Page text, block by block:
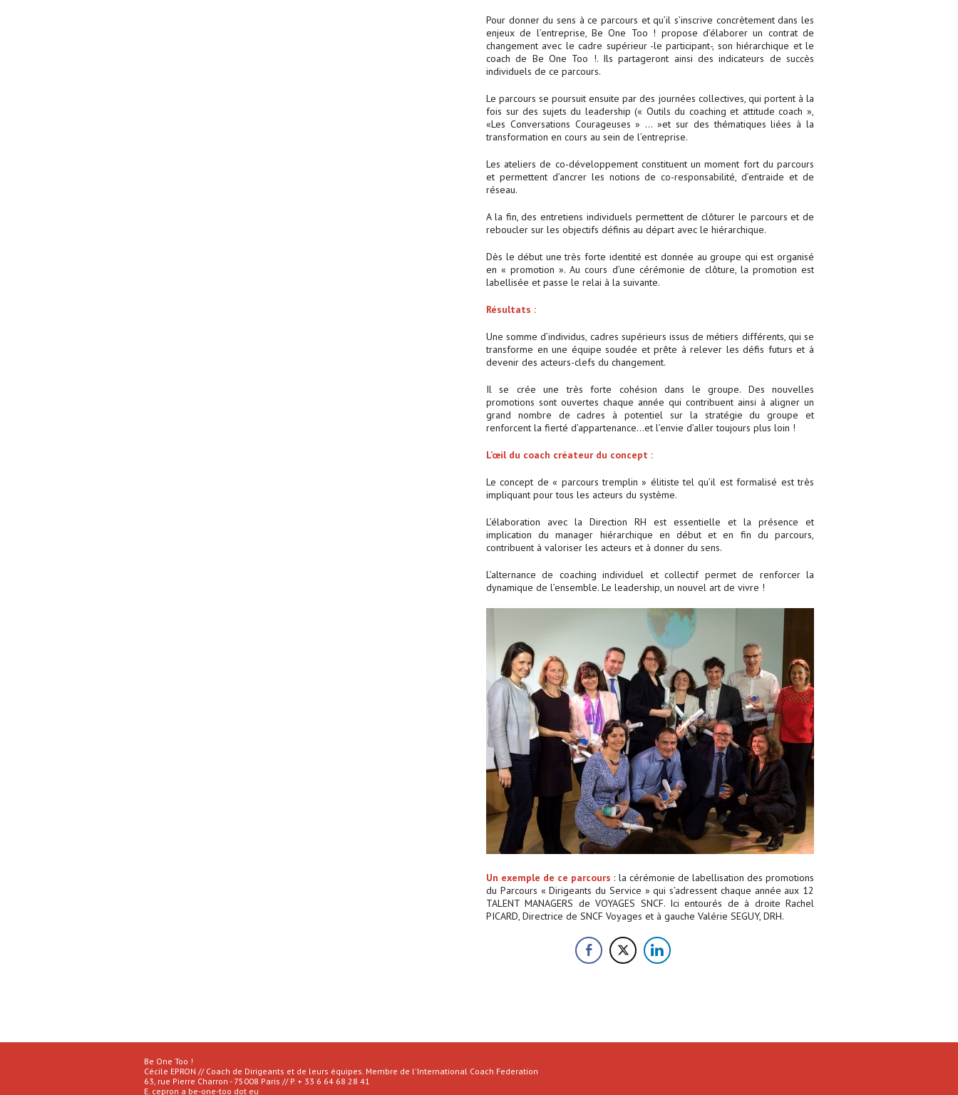
Pour donner du sens à ce parcours et qu’il s’inscrive concrètement dans les
enjeux de l’entreprise, Be One Too ! propose d’élaborer un contrat de
changement avec le cadre supérieur -le participant-, son hiérarchique et le
coach de Be One Too !. Ils partageront ainsi des indicateurs de succès
individuels de ce parcours.
Le parcours se poursuit ensuite par des journées collectives, qui portent à la
fois sur des sujets du leadership (« Outils du coaching et attitude coach »,
«Les Conversations Courageuses » … »et sur des thématiques liées à la
transformation en cours au sein de l’entreprise.
Les ateliers de co-développement constituent un moment fort du parcours
et permettent d’ancrer les notions de co-responsabilité, d’entraide et de
réseau.
A la fin, des entretiens individuels permettent de clôturer le parcours et de
reboucler sur les objectifs définis au départ avec le hiérarchique.
Dès le début une très forte identité est donnée au groupe qui est organisé
en « promotion ». Au cours d’une cérémonie de clôture, la promotion est
labellisée et passe le relai à la suivante.
Résultats :
Une somme d’individus, cadres supérieurs issus de métiers différents, qui se
transforme en une équipe soudée et prête à relever les défis futurs et à
devenir des acteurs-clefs du changement.
Il se crée une très forte cohésion dans le groupe. Des nouvelles
promotions sont ouvertes chaque année qui contribuent ainsi à aligner un
grand nombre de cadres à potentiel sur la stratégie du groupe et
renforcent la fierté d’appartenance…et l’envie d’aller toujours plus loin !
L’œil du coach créateur du concept :
Le concept de « parcours tremplin » élitiste tel qu’il est formalisé est très
impliquant pour tous les acteurs du système.
L’élaboration avec la Direction RH est essentielle et la présence et
implication du manager hiérarchique en début et en fin du parcours,
contribuent à valoriser les acteurs et à donner du sens.
L’alternance de coaching individuel et collectif permet de renforcer la
dynamique de l’ensemble. Le leadership, un nouvel art de vivre !
Un exemple de ce parcours : la cérémonie de labellisation des promotions
du Parcours « Dirigeants du Service » qui s’adressent chaque année aux 12
TALENT MANAGERS de VOYAGES SNCF. Ici entourés de à droite Rachel
PICARD, Directrice de SNCF Voyages et à gauche Valérie SEGUY, DRH.
Be One Too !
Cécile EPRON // Coach de Dirigeants et de leurs équipes. Membre de l'International Coach Federation
63, rue Pierre Charron - 75008 Paris // P. + 33 6 64 68 28 41
E. cepron a be-one-too dot eu